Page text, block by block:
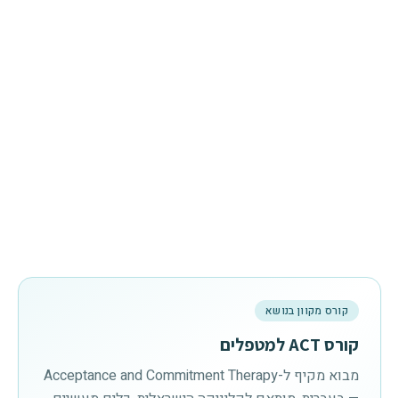
קורס מקוון בנושא
קורס ACT למטפלים
מבוא מקיף ל-Acceptance and Commitment Therapy